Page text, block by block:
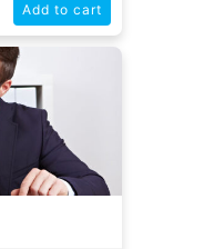
Add to cart